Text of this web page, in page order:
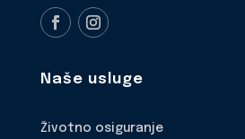
Naše usluge
Životno osiguranje